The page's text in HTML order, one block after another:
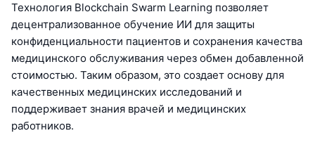
Технология Blockchain Swarm Learning позволяет
децентрализованное обучение ИИ для защиты
конфиденциальности пациентов и сохранения качества
медицинского обслуживания через обмен добавленной
стоимостью. Таким образом, это создает основу для
качественных медицинских исследований и
поддерживает знания врачей и медицинских
работников.